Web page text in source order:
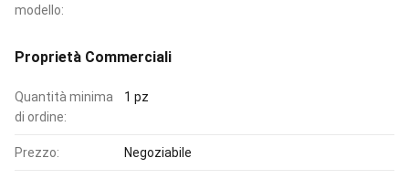
modello:
Proprietà Commerciali
Quantità minima
di ordine:
1 pz
Prezzo: Negoziabile